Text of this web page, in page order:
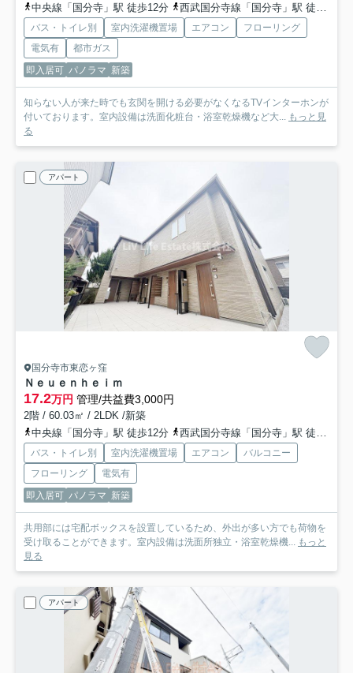
中央線「国分寺」駅 徒歩12分
西武国分寺線「国分寺」駅 徒歩12分
バス・トイレ別 室内洗濯機置場 エアコン
フローリング
電気有
都市ガス
即入居可 パノラマ 新築
知らない人が来た時でも玄関を開ける必要がなくなるTVインターホンが
付いております。室内設備は洗面化粧台・浴室乾燥機など大...
もっと見
る
アパート
国分寺市東恋ヶ窪
Ｎｅｕｅｎｈｅｉｍ
17.2万円 管理/共益費3,000円
2階 / 60.03㎡ / 2LDK /新築
中央線「国分寺」駅 徒歩12分
西武国分寺線「国分寺」駅 徒歩12分
バス・トイレ別 室内洗濯機置場 エアコン
バルコニー
フローリング
電気有
即入居可 パノラマ 新築
共用部には宅配ボックスを設置しているため、外出が多い方でも荷物を
受け取ることができます。室内設備は洗面所独立・浴室乾燥機...
もっと
見る
アパート